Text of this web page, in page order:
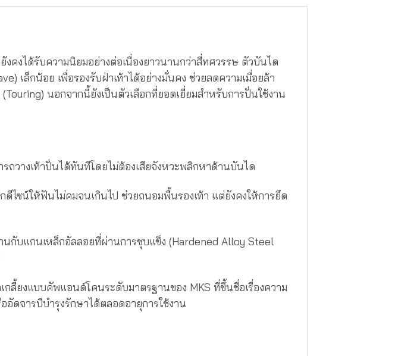
งคงได้รับความนิยมอย่างต่อเนื่องยาวนานกว่าสี่ทศวรรษ ตัวบันได
เล็กน้อย เพื่อรองรับฝ่าเท้าได้อย่างมั่นคง ช่วยลดความเมื่อยล้า
นอกจากนี้ยังเป็นตัวเลือกที่ยอดเยี่ยมสำหรับการปั่นใช้งาน
วางเท้าปั่นได้ทันทีโดยไม่ต้องเสียจังหวะพลิกหาด้านบันได
ไซน์ให้ฟันไม่คมจนเกินไป ช่วยถนอมพื้นรองเท้า แต่ยังคงให้การยึด
กับแกนเหล็กอัลลอยที่ผ่านการชุบแข็ง (Hardened Alloy Steel
กลี้ยงแบบคัพแอนด์โคนระดับมาตรฐานของ MKS ที่ขึ้นชื่อเรื่องความ
ดจารบีบำรุงรักษาได้ตลอดอายุการใช้งาน